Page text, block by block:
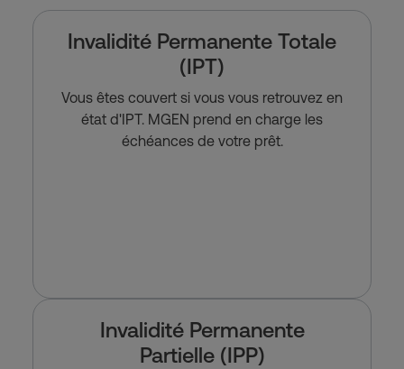
Invalidité Permanente Totale
(IPT)
Vous êtes couvert si vous vous retrouvez en
état d'IPT. MGEN prend en charge les
échéances de votre prêt.
Invalidité Permanente
Partielle (IPP)